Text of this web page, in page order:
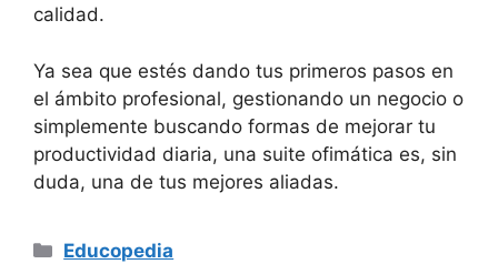
calidad.
Ya sea que estés dando tus primeros pasos en
el ámbito profesional, gestionando un negocio o
simplemente buscando formas de mejorar tu
productividad diaria, una suite ofimática es, sin
duda, una de tus mejores aliadas.
Categorías
Educopedia